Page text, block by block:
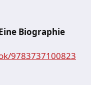
Biographie
9783737100823